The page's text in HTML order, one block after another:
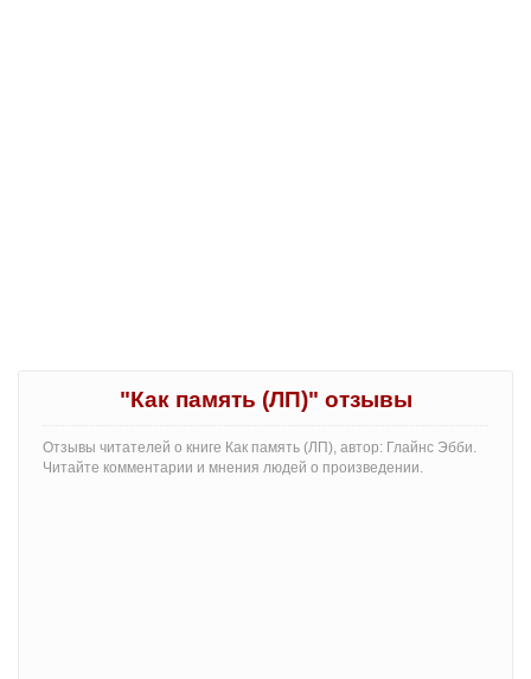
"Как память (ЛП)" отзывы
Отзывы читателей о книге Как память (ЛП), автор: Глайнс Эбби.
Читайте комментарии и мнения людей о произведении.